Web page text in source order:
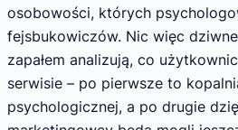
osobowości, których
fejsbukowiczów. Nic więc
zapałem analizują, co
serwisie – po pierwsze to
psychologicznej, a po drugie